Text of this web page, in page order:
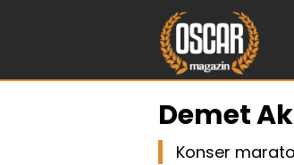
Demet
Konser